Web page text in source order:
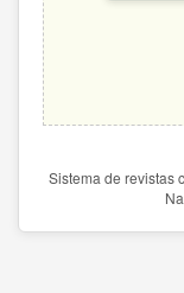
Sistema de revistas